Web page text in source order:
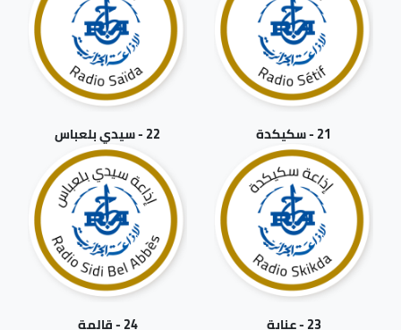
21 - سكيكدة 22 - سيدي بلعباس
23 - عنابة 24 - قالمة